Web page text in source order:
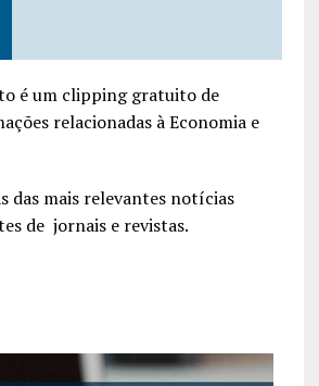
é um clipping gratuito de
relacionadas à Economia e
das mais relevantes notícias
de jornais e revistas.